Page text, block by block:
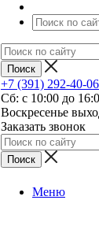
+7 (391) 292-40-06
Сб: c 10:00 до
​Воскресенье
Заказать звонок
Меню